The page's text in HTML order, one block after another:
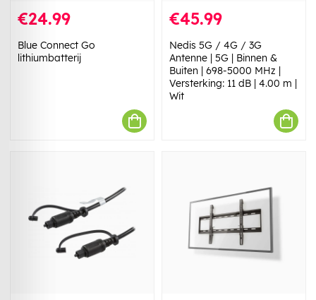
€24.99
Blue Connect Go
lithiumbatterij
€45.99
Nedis 5G / 4G / 3G
Antenne | 5G | Binnen &
Buiten | 698-5000 MHz |
Versterking: 11 dB | 4.00 m |
Wit